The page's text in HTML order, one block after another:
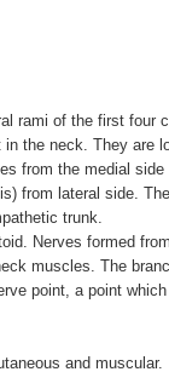
rami of the first four
in the neck . They are
from the medial side
) from lateral side.
trunk
. Nerves formed
muscles. The
point, a point
and muscular.